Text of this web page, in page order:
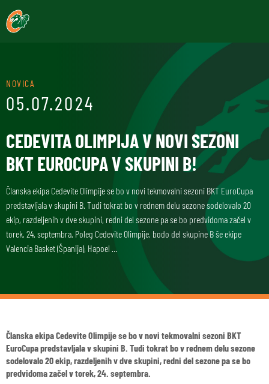
NOVICA
05.07.2024
CEDEVITA OLIMPIJA V NOVI SEZONI
BKT EUROCUPA V SKUPINI B!
Članska ekipa Cedevite Olimpije se bo v novi tekmovalni sezoni BKT EuroCupa
predstavljala v skupini B. Tudi tokrat bo v rednem delu sezone sodelovalo 20
ekip, razdeljenih v dve skupini, redni del sezone pa se bo predvidoma začel v
torek, 24. septembra. Poleg Cedevite Olimpije, bodo del skupine B še ekipe
Valencia Basket (Španija), Hapoel …
Članska ekipa Cedevite Olimpije se bo v novi tekmovalni sezoni BKT
EuroCupa predstavljala v skupini B. Tudi tokrat bo v rednem delu sezone
sodelovalo 20 ekip, razdeljenih v dve skupini, redni del sezone pa se bo
predvidoma začel v torek, 24. septembra.